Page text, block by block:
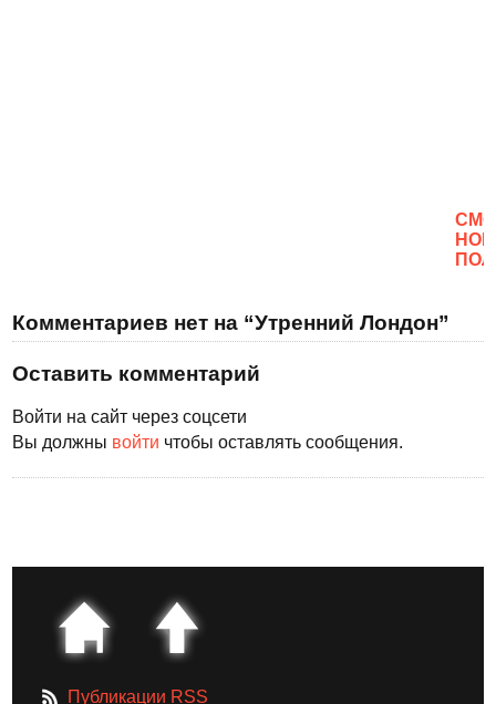
Комментариев нет на “Утренний Лондон”
Оставить комментарий
Войти на сайт через соцсети
Вы должны войти чтобы оставлять сообщения.
Публикации RSS